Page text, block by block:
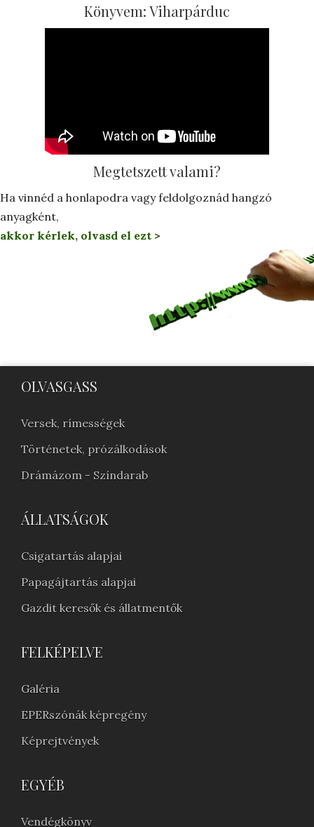
Könyvem: Viharpárduc
Megtetszett valami?
Ha vinnéd a honlapodra vagy feldolgoznád hangzó
anyagként,
akkor kérlek, olvasd el ezt >
OLVASGASS
Versek, rímességek
Történetek, prózálkodások
Drámázom - Színdarab
ÁLLATSÁGOK
Csigatartás alapjai
Papagájtartás alapjai
Gazdit keresők és állatmentők
FELKÉPELVE
Galéria
EPERszónák képregény
Képrejtvények
EGYÉB
Vendégkönyv